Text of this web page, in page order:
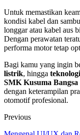
Untuk memastikan
kondisi kabel dan
longgar atau kabel aus
Dengan perawatan
performa motor tetap
Bagi kamu yang ingin
listrik, hingga
SMK Kusuma Bangsa
dengan keterampilan
otomotif profesional.
Previous